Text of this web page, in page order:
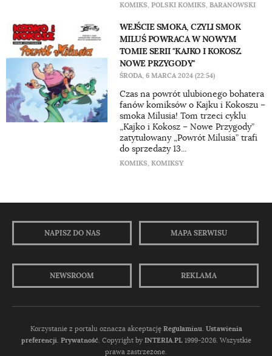
KOMIKS, POLSKI KOMIKS, BARANOWSKI
WEJŚCIE SMOKA, CZYLI SMOK
MILUŚ POWRACA W NOWYM
TOMIE SERII "KAJKO I KOKOSZ.
NOWE PRZYGODY"
ŚRODA, 6 MARCA 2024 (22:54)
Czas na powrót ulubionego bohatera
fanów komiksów o Kajku i Kokoszu –
smoka Milusia! Tom trzeci cyklu
„Kajko i Kokosz – Nowe Przygody”
zatytułowany „Powrót Milusia” trafi
do sprzedaży 13...
KOMIKS, KOMIKSY
NAPISZ DO NAS MAPA SERWISU
NEWSROOM REKLAMA
Korzystanie z portalu oznacza akceptację Regulaminu. Ustawienia
preferencji. Prywatność. Copyright by INTERIA.PL1999-2026. Wszystkie
prawa zastrzeżone.